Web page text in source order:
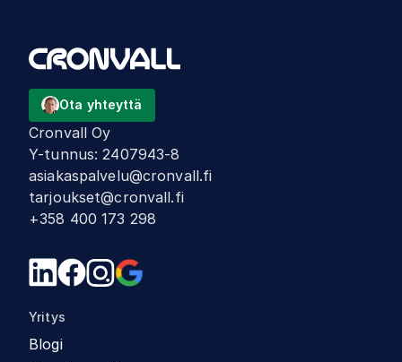
Ota yhteyttä
Cronvall Oy
Y-tunnus:2407943-8
asiakaspalvelu@cronvall.fi
tarjoukset@cronvall.fi
+358 400 173 298
Yritys
Blogi